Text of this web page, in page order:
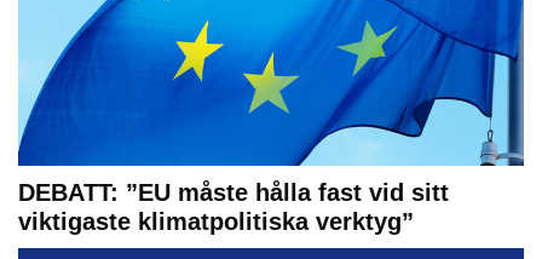
DEBATT: ”EU måste hålla fast vid sitt
viktigaste klimatpolitiska verktyg”